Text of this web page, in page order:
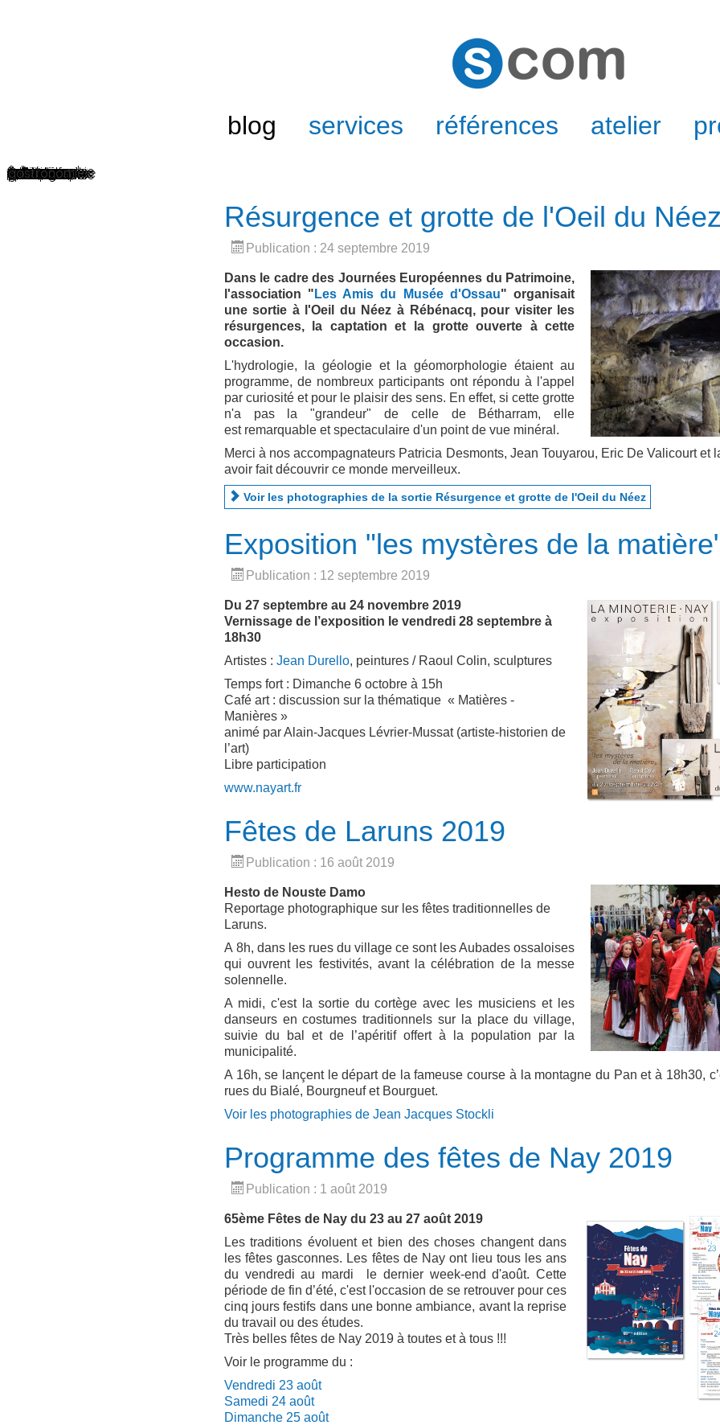
blog services références atelier
immersion
culture
institution
création
édition
entreprise
e-commerce
éducation
sport
formation
artisanat
patrimoine
association
muséographie
eco-tourisme
gastronomie
Résurgence et grotte de l'Oeil du
Publication : 24 septembre 2019
Dans le cadre des Journées Européennes du Patrimoine,
l'association " Les Amis du Musée d'Ossau" organisait
une sortie à l'Oeil du Néez à Rébénacq, pour visiter les
résurgences, la captation et la grotte ouverte à cette
occasion.
L'hydrologie, la géologie et la géomorphologie étaient au
programme, de nombreux participants ont répondu à l'appel
par curiosité et pour le plaisir des sens. En effet, si cette grotte
n'a pas la "grandeur" de celle de Bétharram, elle
est remarquable et spectaculaire d'un point de vue minéral.
Merci à nos accompagnateurs Patricia Desmonts, Jean Touyarou, Eric De Valicourt et
avoir fait découvrir ce monde merveilleux.
Voir les photographies de la sortie Résurgence et grotte de l'Oeil du Néez
Exposition "les mystères de la
Publication : 12 septembre 2019
Du 27 septembre au 24 novembre 2019
Vernissage de l’exposition le vendredi 28 septembre à
18h30
Artistes : Jean Durello, peintures / Raoul Colin, sculptures
Temps fort : Dimanche 6 octobre à 15h
Café art : discussion sur la thématique « Matières -
Manières »
animé par Alain-Jacques Lévrier-Mussat (artiste-historien de
l’art)
Libre participation
www.nayart.fr
Fêtes de Laruns 2019
Publication : 16 août 2019
Hesto de Nouste Damo
Reportage photographique sur les fêtes traditionnelles de
Laruns.
A 8h, dans les rues du village ce sont les Aubades ossaloises
qui ouvrent les festivités, avant la célébration de la messe
solennelle.
A midi, c'est la sortie du cortège avec les musiciens et les
danseurs en costumes traditionnels sur la place du village,
suivie du bal et de l’apéritif offert à la population par la
municipalité.
A 16h, se lançent le départ de la fameuse course à la montagne du Pan et à 18h30,
rues du Bialé, Bourgneuf et Bourguet.
Voir les photographies de Jean Jacques Stockli
Programme des fêtes de Nay 2019
Publication : 1 août 2019
65ème Fêtes de Nay du 23 au 27 août 2019
Les traditions évoluent et bien des choses changent dans
les fêtes gasconnes. Les fêtes de Nay ont lieu tous les ans
du vendredi au mardi le dernier week-end d'août. Cette
période de fin d’été, c'est l'occasion de se retrouver pour ces
cinq jours festifs dans une bonne ambiance, avant la reprise
du travail ou des études.
Très belles fêtes de Nay 2019 à toutes et à tous !!!
Voir le programme du :
Vendredi 23 août
Samedi 24 août
Dimanche 25 août